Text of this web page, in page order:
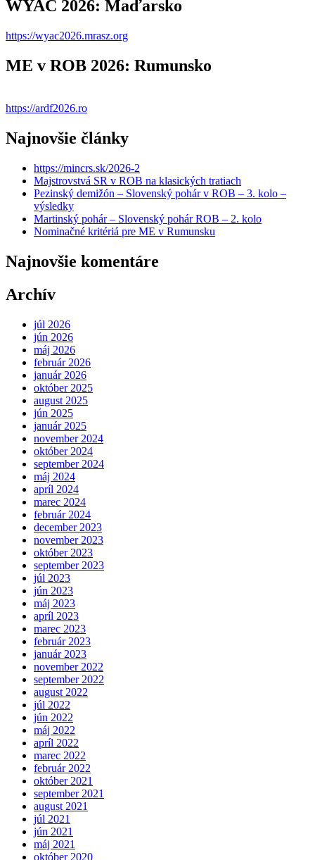
WYAC 2026: Maďarsko
https://wyac2026.mrasz.org
ME v ROB 2026: Rumunsko
https://ardf2026.ro
Najnovšie články
https://mincrs.sk/2026-2
Majstrovstvá SR v ROB na klasických tratiach
Pezinský demižón – Slovenský pohár v ROB – 3. kolo –
výsledky
Martinský pohár – Slovenský pohár ROB – 2. kolo
Nominačné kritériá pre ME v Rumunsku
Najnovšie komentáre
Archív
júl 2026
jún 2026
máj 2026
február 2026
január 2026
október 2025
august 2025
jún 2025
január 2025
november 2024
október 2024
september 2024
máj 2024
apríl 2024
marec 2024
február 2024
december 2023
november 2023
október 2023
september 2023
júl 2023
jún 2023
máj 2023
apríl 2023
marec 2023
február 2023
január 2023
november 2022
september 2022
august 2022
júl 2022
jún 2022
máj 2022
apríl 2022
marec 2022
február 2022
október 2021
september 2021
august 2021
júl 2021
jún 2021
máj 2021
október 2020